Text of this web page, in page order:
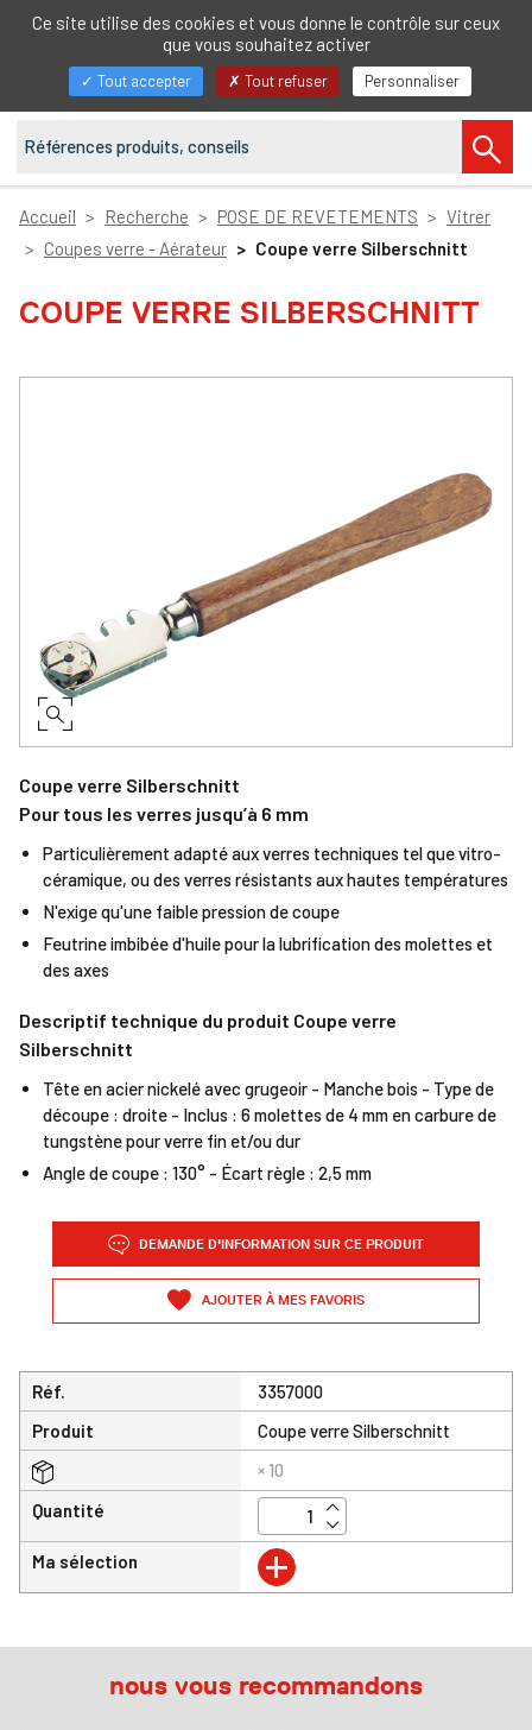
FR
Afficher/masquer
Accueil Recherche POSE DE REVETEMENTS
Vitrer
Coupes verre - Aérateur
Coupe verre Silberschnitt
COUPE VERRE SILBERSCHNITT
Coupe verre Silberschnitt
Pour tous les verres jusqu’à 6 mm
Particulièrement adapté aux verres techniques tel que vitro-
céramique, ou des verres résistants aux hautes températures
N'exige qu'une faible pression de coupe
Feutrine imbibée d'huile pour la lubrification des molettes et
des axes
Descriptif technique du produit Coupe verre
Silberschnitt
Tête en acier nickelé avec grugeoir - Manche bois - Type de
découpe : droite - Inclus : 6 molettes de 4 mm en carbure de
tungstène pour verre fin et/ou dur
Angle de coupe : 130° - Écart règle : 2,5 mm
DEMANDE D'INFORMATION SUR CE PRODUIT
AJOUTER À MES FAVORIS
Réf.
3357000
Produit
Coupe verre Silberschnitt
× 10
Quantité
Ma sélection +
nous vous recommandons
Ce site utilise des cookies et vous donne le contrôle sur ceux
que vous souhaitez activer
Tout accepter Tout refuser Personnaliser